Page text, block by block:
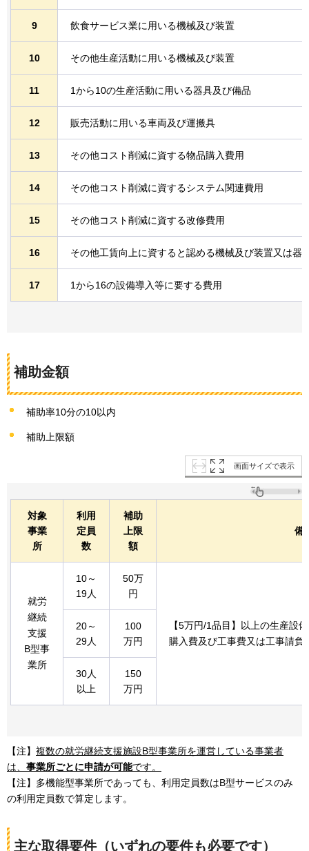
9 飲食サービス業に用いる機械及び装置
10 その他生産活動に用いる機械及び装置
11 1から10の生産活動に用いる器具及び備品
12 販売活動に用いる車両及び運搬具
13 その他コスト削減に資する物品購入費用
14 その他コスト削減に資するシステム関連費用
15 その他コスト削減に資する改修費用
16 その他工賃向上に資すると認める機械及び装置又は器
17 1から16の設備導入等に要する費用
補助金額
補助率10分の10以内
補助上限額
画面サイズで表示
対象
事業
所
利用
定員
数
補助
上限
額
備
就労
継続
支援
B型事
業所
10～
19人
50万
円
【5万円/1品目】以上の生産設
購入費及び工事費又は工事請負
20～
29人
100
万円
30人
以上
150
万円
【注】 複数の就労継続支援施設B型事業所を運営している事業者
は、 事業所ごとに申請が可能です。
【注】多機能型事業所であっても、利用定員数はB型サービスのみ
の利用定員数で算定します。
主な取得要件（いずれの要件も必要です）